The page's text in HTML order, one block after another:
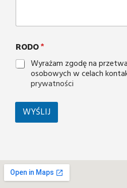
RODO*
Wyrażam zgodę na
osobowych w celach
prywatności
WYŚLIJ